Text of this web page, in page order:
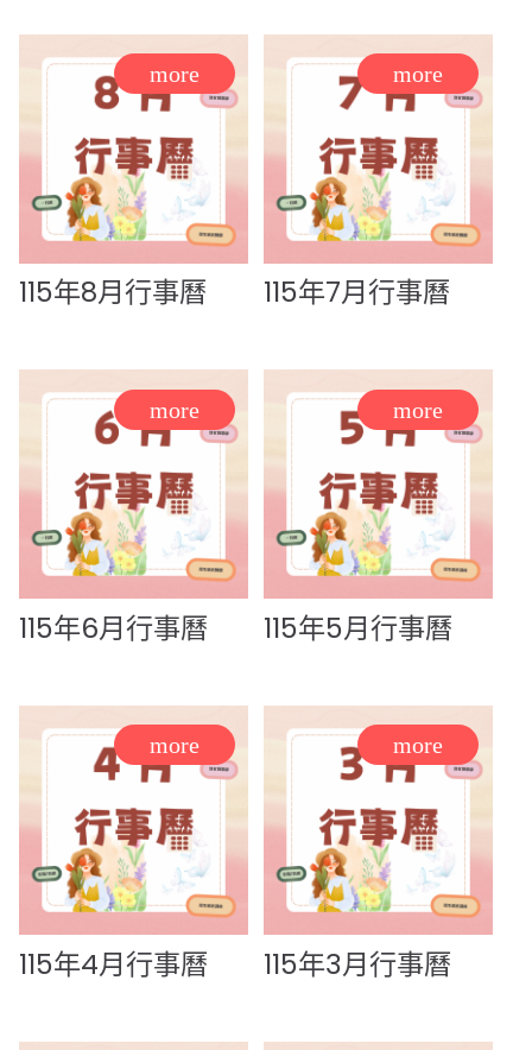
115年8月行事曆 115年7月行事曆
115年6月行事曆 115年5月行事曆
115年4月行事曆 115年3月行事曆